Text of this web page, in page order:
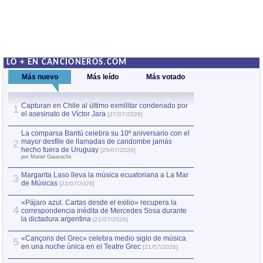
LO + EN CANCIONEROS.COM
Más nuevo Más leído Más votado
1 Capturan en Chile al último exmilitar condenado por
el asesinato de Víctor Jara [27/07/2026]
2
La comparsa Bantú celebra su 10º aniversario con el
mayor desfile de llamadas de candombe jamás
hecho fuera de Uruguay [25/07/2026]
por Manel Gausachs
3 Margarita Laso lleva la música ecuatoriana a La Mar
de Músicas [22/07/2026]
4
«Pájaro azul. Cartas desde el exilio» recupera la
correspondencia inédita de Mercedes Sosa durante
la dictadura argentina [21/07/2026]
5 «Cançons del Grec» celebra medio siglo de música
en una noche única en el Teatre Grec [21/07/2026]